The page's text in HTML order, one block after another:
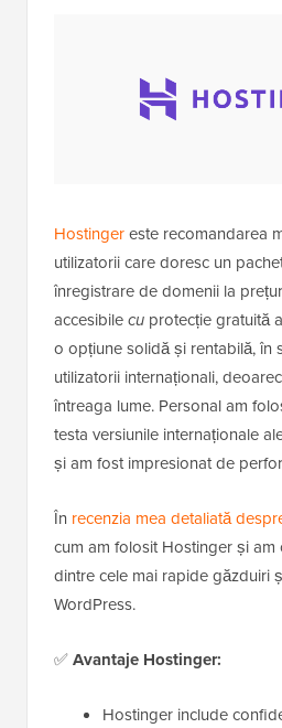
Hostingereste recomandarea
utilizatorii care doresc un
înregistrare de domenii la
accesibilecu protecție gratuită
o opțiune solidă și rentabilă, în
utilizatorii internaționali,
întreaga lume. Personal am
testa versiunile internaționale
și am fost impresionat de
În recenzia mea detaliată
cum am folosit Hostinger și am
dintre cele mai rapide găzduiri
WordPress.
✅Avantaje Hostinger:
Hostinger include